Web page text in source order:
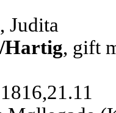
Judita
, gift